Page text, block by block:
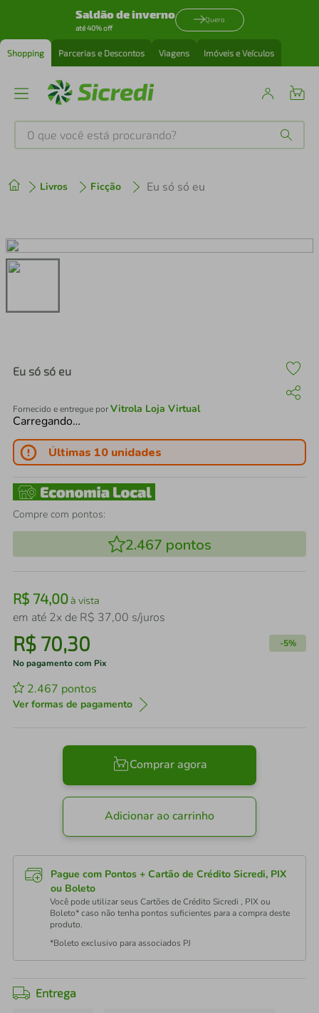
Saldão de inverno
até 40% off
Quero
Shopping Parcerias e Descontos Viagens Imóveis e Veículos
O que você está procurando?
Livros Ficção Eu só só eu
Eu só só eu
Fornecido e entregue porVitrola Loja Virtual
Carregando…
Últimas 10 unidades
Compre com pontos:
2.467 pontos
R$ 74,00à vista
em até 2x de R$ 37,00 s/juros
R$ 70,30 -5%
No pagamento com Pix
2.467 pontos
Ver formas de pagamento
Comprar agora
Adicionar ao carrinho
Pague com Pontos + Cartão de Crédito Sicredi, PIX
ou Boleto
Você pode utilizar seus Cartões de Crédito Sicredi , PIX ou
Boleto* caso não tenha pontos suficientes para a compra deste
produto.
*Boleto exclusivo para associados PJ
Entrega
2º cafeteira